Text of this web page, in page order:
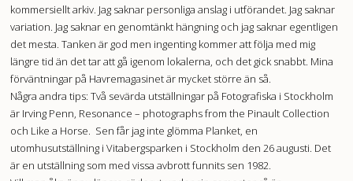
kommersiellt arkiv. Jag saknar personliga anslag i utförandet. Jag saknar
variation. Jag saknar en genomtänkt hängning och jag saknar egentligen
det mesta. Tanken är god men ingenting kommer att följa med mig
längre tid än det tar att gå igenom lokalerna, och det gick snabbt. Mina
förväntningar på Havremagasinet är mycket större än så.
Några andra tips: Två sevärda utställningar på Fotografiska i Stockholm
är Irving Penn, Resonance – photographs from the Pinault Collection
och Like a Horse. Sen får jag inte glömma Planket, en
utomhusutställning i Vitabergsparken i Stockholm den 26 augusti. Det
är en utställning som med vissa avbrott funnits sen 1982.